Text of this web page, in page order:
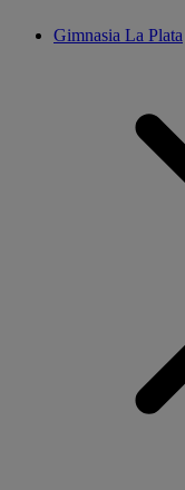
Gimnasia La Plata